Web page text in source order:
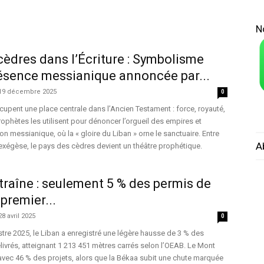
dans l’Écriture : Symbolisme
messianique annoncée par...
décembre 2025 0
une place centrale dans l’Ancien Testament : force, royauté,
les utilisent pour dénoncer l’orgueil des empires et
messianique, où la « gloire du Liban » orne le sanctuaire. Entre
le pays des cèdres devient un théâtre prophétique.
: seulement 5 % des permis de
avril 2025 0
2025, le Liban a enregistré une légère hausse de 3 % des
atteignant 1 213 451 mètres carrés selon l’OEAB. Le Mont
46 % des projets, alors que la Békaa subit une chute marquée